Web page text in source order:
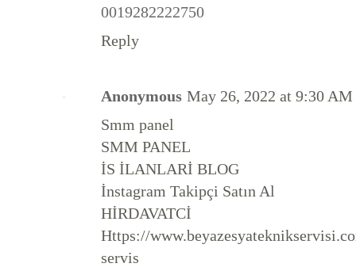
0019282222750
Reply
Anonymous May 26, 2022 at 9:30 AM
Smm panel
SMM PANEL
İS İLANLARİ BLOG
İnstagram Takipçi Satın Al
HİRDAVATCİ
Https://
servis